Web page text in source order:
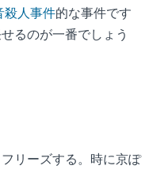
殺人事件的な事件です
るのが一番でしょう
リーズする。時に京ぽ